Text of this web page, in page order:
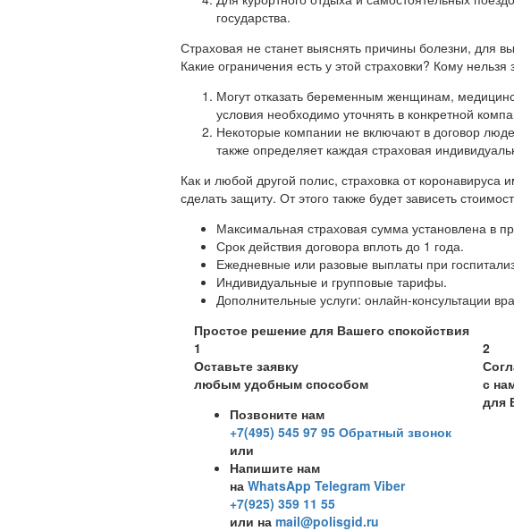
государства.
Страховая не станет выяснять причины болезни, для
Какие ограничения есть у этой страховки? Кому нельзя
Могут отказать беременным женщинам,
условия необходимо уточнять в конкретной
Некоторые компании не включают в договор
также определяет каждая страховая
Как и любой другой полис, страховка от
сделать защиту. От этого также будет зависеть
Максимальная страховая сумма установлена в
Срок действия договора вплоть до 1 года.
Ежедневные или разовые выплаты при
Индивидуальные и групповые тарифы.
Дополнительные услуги: онлайн-консультации
Простое решение для Вашего спокойствия
1
Оставьте заявку
любым удобным способом
Позвоните нам
+7(495) 545 97 95 Обратный звонок
или
Напишите нам
на WhatsApp Telegram Viber
+7(925) 359 11 55
или на mail@polisgid.ru
2
с
для